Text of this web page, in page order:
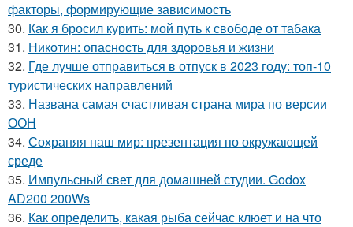
факторы, формирующие зависимость
30. Как я бросил курить: мой путь к свободе от табака
31. Никотин: опасность для здоровья и жизни
32. Где лучше отправиться в отпуск в 2023 году: топ-10
туристических направлений
33. Названа самая счастливая страна мира по версии
ООН
34. Сохраняя наш мир: презентация по окружающей
среде
35. Импульсный свет для домашней студии. Godox
AD200 200Ws
36. Как определить, какая рыба сейчас клюет и на что